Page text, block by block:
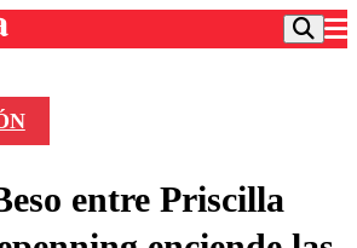
TV
entre Priscilla